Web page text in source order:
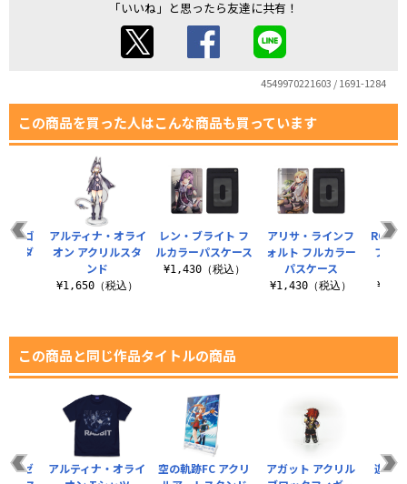
「いいね」と思ったら友達に共有！
4549970221603 / 1691-1284
この商品を買った人はこんな商品も買っています
レン・ブライト フ
ルカラーパスケース
¥1,430（税込）
アリサ・ラインフ
ォルト フルカラー
パスケース
¥1,430（税込）
フル
ロゴ
ルダ
アルティナ・オライ
オン アクリルスタ
ンド
¥1,650（税込）
この商品と同じ作品タイトルの商品
空の軌跡FC アクリ
アガット アクリル
遊撃
ウゼ
アルティナ・オライ